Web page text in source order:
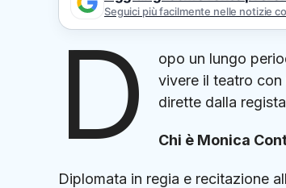
Seguici più facilmente nelle notizie
D
opo un lungo
vivere il teatro con
dirette dalla
Chi è Monica
Diplomata in regia e recitazione